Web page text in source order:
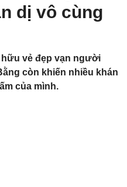
dị vô cùng
hữu vẻ đẹp vạn người
còn khiến nhiều khán
của mình.